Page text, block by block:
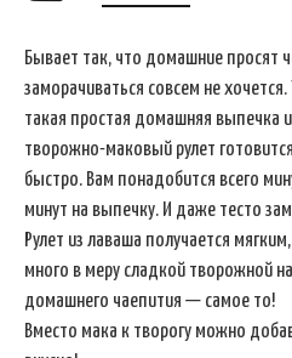
Бывает так, что домашние просят
заморачиваться совсем не
такая простая домашняя выпечка
творожно-маковый рулет
быстро. Вам понадобится всего
минут на выпечку. И даже тесто
Рулет из лаваша получается
много в меру сладкой творожной
домашнего чаепития — самое то!
Вместо мака к творогу можно